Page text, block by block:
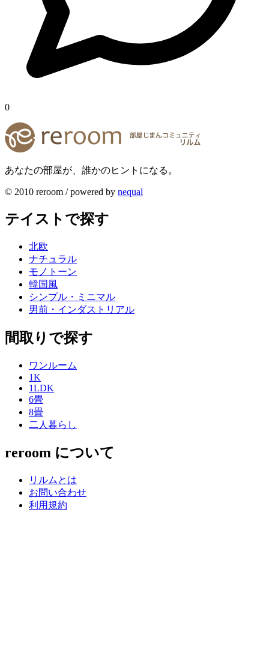
0
あなたの部屋が、誰かのヒントになる。
© 2010 reroom / powered by nequal
テイストで探す
北欧
ナチュラル
モノトーン
韓国風
シンプル・ミニマル
男前・インダストリアル
間取りで探す
ワンルーム
1K
1LDK
6畳
8畳
二人暮らし
reroom について
リルムとは
お問い合わせ
利用規約